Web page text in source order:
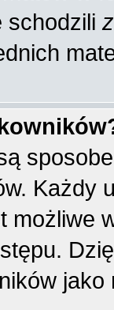
schodzili
Każdy
możliwe